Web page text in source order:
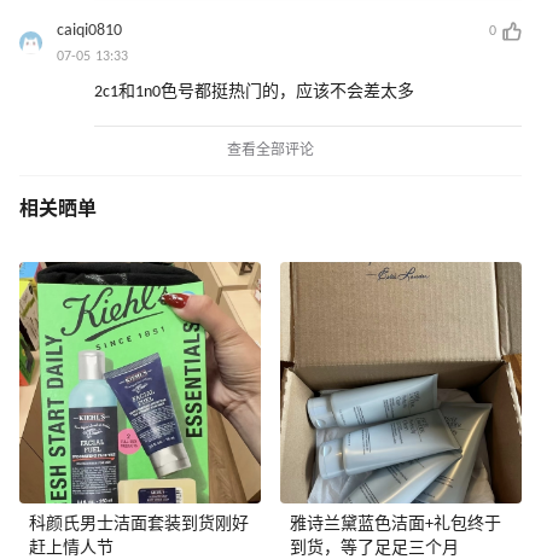
caiqi0810
0
07-05 13:33
2c1和1n0色号都挺热门的，应该不会差太多
查看全部评论
相关晒单
科颜氏男士洁面套装到货刚好
赶上情人节
雅诗兰黛蓝色洁面+礼包终于
到货，等了足足三个月